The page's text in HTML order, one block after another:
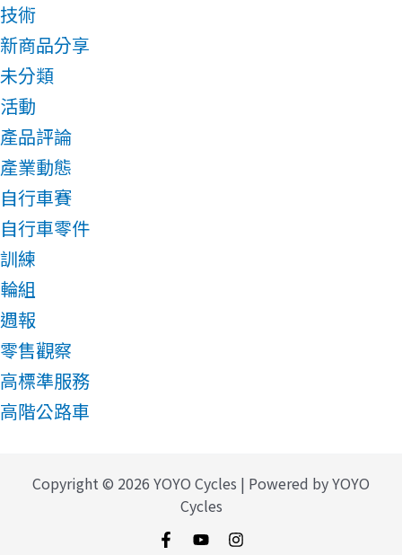
技術
新商品分享
未分類
活動
產品評論
產業動態
自行車賽
自行車零件
訓練
輪組
週報
零售觀察
高標準服務
高階公路車
Copyright © 2026 YOYO Cycles | Powered by YOYO
Cycles